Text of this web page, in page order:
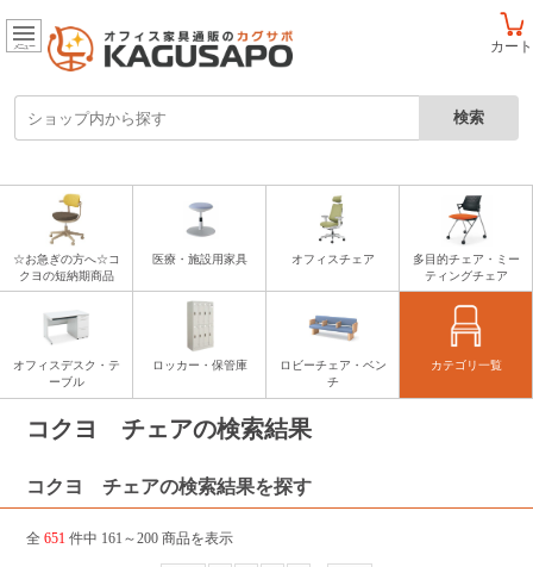
カート
メニュー
☆お急ぎの方へ☆コ
クヨの短納期商品
医療・施設用家具 オフィスチェア
多目的チェア・ミー
ティングチェア
オフィスデスク・テ
ーブル
ロッカー・保管庫
ロビーチェア・ベン
チ
カテゴリ一覧
コクヨ チェアの検索結果
コクヨ チェアの検索結果を探す
全651件中 161～200 商品を表示